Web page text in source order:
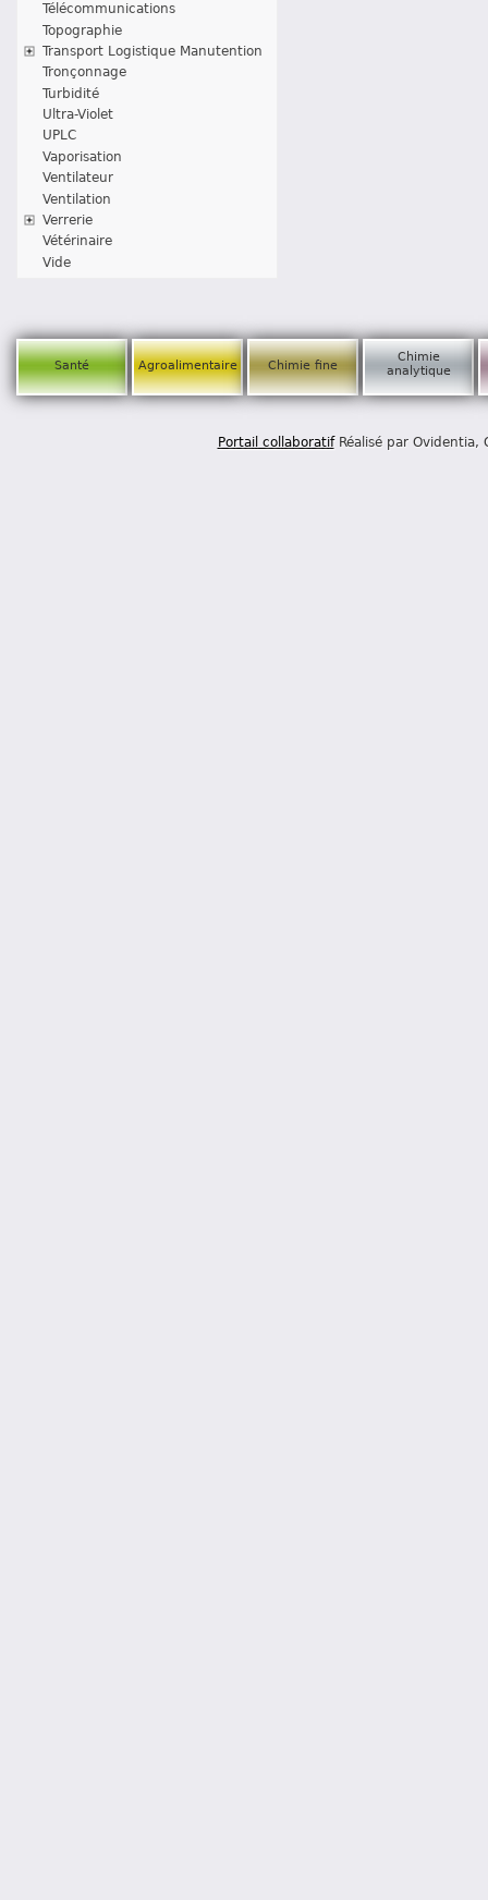
Télécommunications
Topographie
Transport Logistique Manutention
Tronçonnage
Turbidité
Ultra-Violet
UPLC
Vaporisation
Ventilateur
Ventilation
Verrerie
Vétérinaire
Vide
Santé Agroalimentaire Chimie fine
Chimie
analytique
Portail collaboratifRéalisé par Ovidentia,